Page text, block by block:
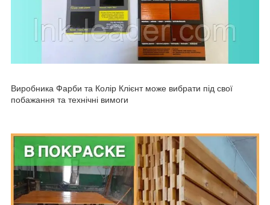
Виробника Фарби та Колір Клієнт може вибрати під свої
побажання та технічні вимоги